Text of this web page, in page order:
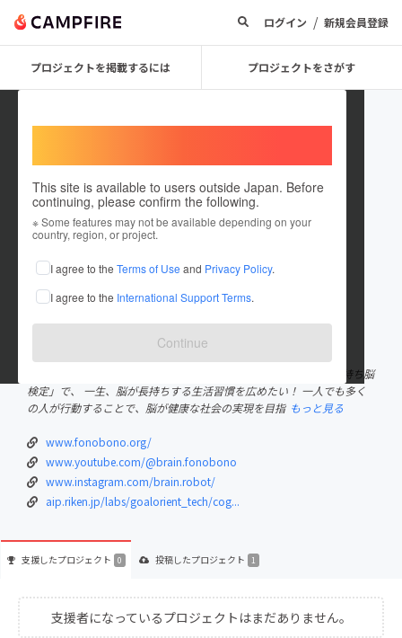
ログイン / 新規会員登録
プロジェクトを掲載するには プロジェクトをさがす
This site is available to users outside Japan. Before
continuing, please confirm the following.
※ Some features may not be available depending on your
country, region, or project.
I agree to the Terms of Use and Privacy Policy.
I agree to the International Support Terms.
Continue
NPO法人ほのぼの研究所｜大武美
プロジェクトオーナー
これまでに1件のプロジェクトを投稿しています
在住国：日本 現在地：千葉県
出身地：未設定
「防ぎうる認知症にならない社会」を目指して 「共想法」と「長持ち脳
検定」で、 一生、脳が長持ちする生活習慣を広めたい！ 一人でも多く
の人が行動することで、脳が健康な社会の実現を目指 もっと見る
www.fonobono.org/
www.youtube.com/@brain.fonobono
www.instagram.com/brain.robot/
aip.riken.jp/labs/goalorient_tech/cog...
支援したプロジェクト 0 投稿したプロジェクト 1
支援者になっているプロジェクトはまだありません。